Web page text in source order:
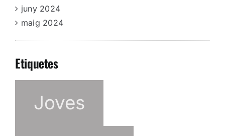
juny 2024
maig 2024
Etiquetes
Joves